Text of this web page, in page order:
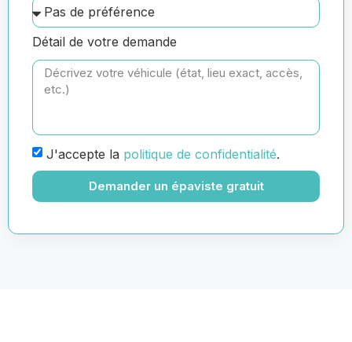
Détail de votre demande
J'accepte la politique de confidentialité.
Demander un épaviste gratuit